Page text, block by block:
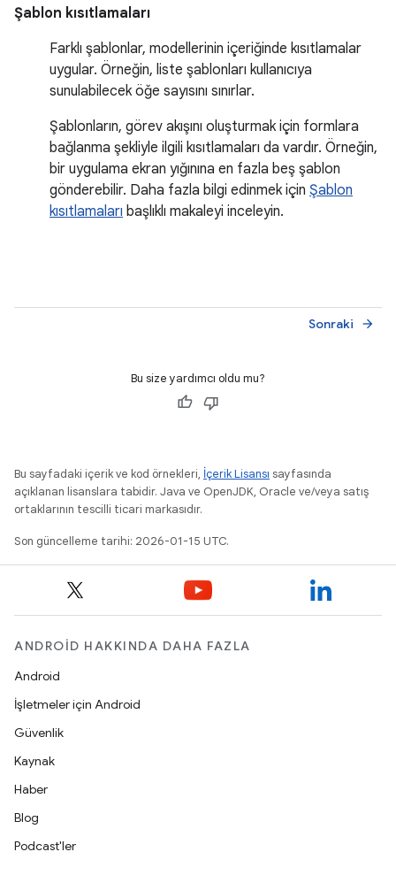
Şablon kısıtlamaları
Farklı şablonlar, modellerinin içeriğinde kısıtlamalar
uygular. Örneğin, liste şablonları kullanıcıya
sunulabilecek öğe sayısını sınırlar.
Şablonların, görev akışını oluşturmak için formlara
bağlanma şekliyle ilgili kısıtlamaları da vardır. Örneğin,
bir uygulama ekran yığınına en fazla beş şablon
gönderebilir. Daha fazla bilgi edinmek için Şablon
kısıtlamaları başlıklı makaleyi inceleyin.
Sonraki arrow_forward
Bu size yardımcı oldu mu?
Bu sayfadaki içerik ve kod örnekleri, İçerik Lisansı sayfasında
açıklanan lisanslara tabidir. Java ve OpenJDK, Oracle ve/veya satış
ortaklarının tescilli ticari markasıdır.
Son güncelleme tarihi: 2026-01-15 UTC.
ANDROID HAKKINDA DAHA FAZLA
Android
İşletmeler için Android
Güvenlik
Kaynak
Haber
Blog
Podcast'ler